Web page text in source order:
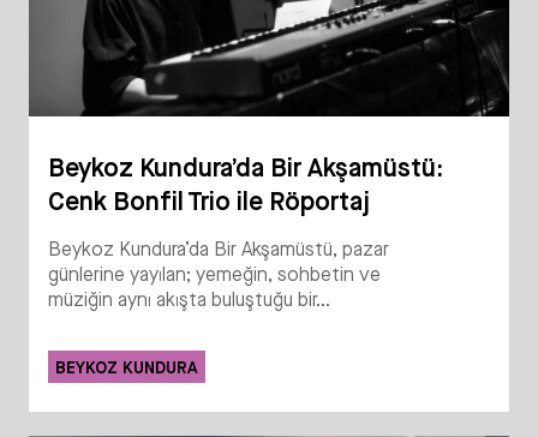
Beykoz Kundura’da Bir Akşamüstü:
Cenk Bonfil Trio ile Röportaj
Beykoz Kundura’da Bir Akşamüstü, pazar
günlerine yayılan; yemeğin, sohbetin ve
müziğin aynı akışta buluştuğu bir...
BEYKOZ KUNDURA